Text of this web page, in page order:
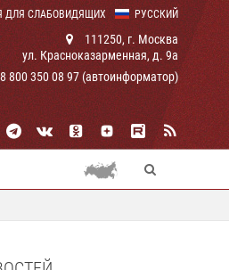
РУССКИЙ
ДЛЯ СЛАБОВИДЯЩИХ
111250, г. Москва
ул. Красноказарменная, д. 9а
8 800 350 08 97 (автоинформатор)